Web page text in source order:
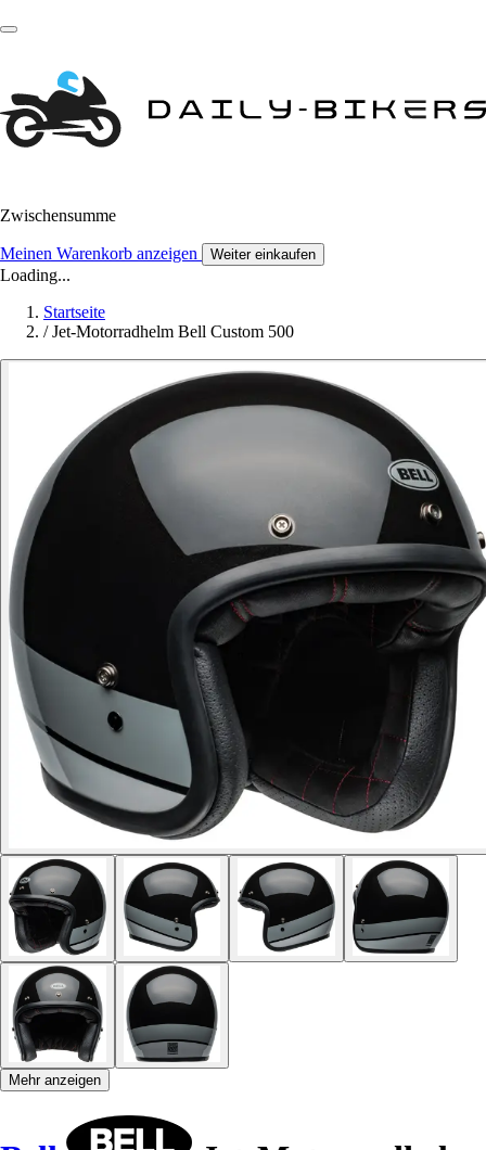
Zwischensumme
Meinen Warenkorb anzeigen Weiter einkaufen
Loading...
Startseite
/ Jet-Motorradhelm Bell Custom 500
Mehr anzeigen